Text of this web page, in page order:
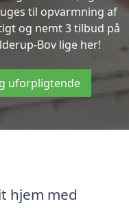
til opvarmning af
og nemt 3 tilbud på
Bov lige her!
uforpligtende
hjem med